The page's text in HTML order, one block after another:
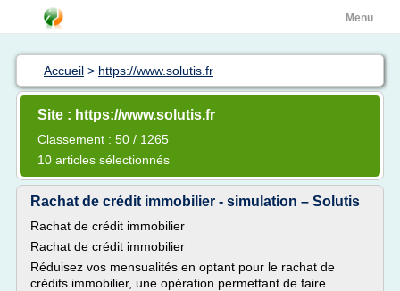
Menu
Accueil > https://www.solutis.fr
Site : https://www.solutis.fr
Classement : 50 / 1265
10 articles sélectionnés
Rachat de crédit immobilier - simulation – Solutis
Rachat de crédit immobilier
Rachat de crédit immobilier
Réduisez vos mensualités en optant pour le rachat de
crédits immobilier, une opération permettant de faire